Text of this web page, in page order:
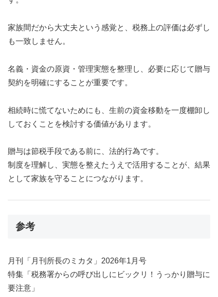
家族間だから大丈夫という感覚と、税務上の評価は必ずし
も一致しません。
名義・資金の原資・管理実態を整理し、必要に応じて贈与
契約を明確にすることが重要です。
相続時に慌てないためにも、生前の資金移動を一度棚卸し
しておくことを検討する価値があります。
贈与は節税手段である前に、法的行為です。
制度を理解し、実態を整えたうえで活用することが、結果
として家族を守ることにつながります。
参考
月刊「月刊所長のミカタ」2026年1月号
特集「税務署からの呼び出しにビックリ！うっかり贈与に
要注意」